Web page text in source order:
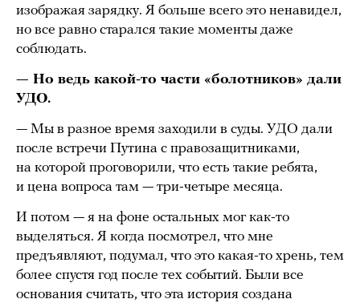
изображая зарядку. Я больше всего это ненавидел,
но все равно старался такие моменты даже
соблюдать.
— Но ведь какой-то части «болотников» дали
УДО.
— Мы в разное время заходили в суды. УДО дали
после встречи Путина с правозащитниками,
на которой проговорили, что есть такие ребята,
и цена вопроса там — три-четыре месяца.
И потом — я на фоне остальных мог как-то
выделяться. Я когда посмотрел, что мне
предъявляют, подумал, что это какая-то хрень, тем
более спустя год после тех событий. Были все
основания считать, что эта история создана